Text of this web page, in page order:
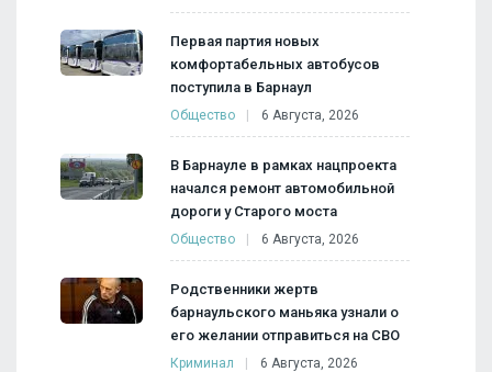
Первая партия новых
комфортабельных автобусов
поступила в Барнаул
Общество 6 Августа, 2026
В Барнауле в рамках нацпроекта
начался ремонт автомобильной
дороги у Старого моста
Общество 6 Августа, 2026
Родственники жертв
барнаульского маньяка узнали о
его желании отправиться на СВО
Криминал 6 Августа, 2026